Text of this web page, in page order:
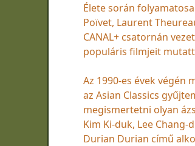
Élete során
Poïvet, Laurent
CANAL+ csatornán
populáris filmjeit
Az 1990-es évek végén
az Asian Classics
megismertetni olyan
Kim Ki-duk, Lee
Durian Durian című